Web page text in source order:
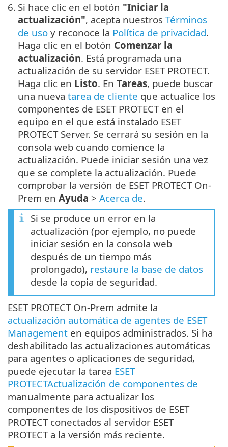
6. Si hace clic en el botón "Iniciar la
actualización", acepta nuestros Términos
de uso y reconoce la Política de privacidad.
Haga clic en el botón Comenzar la
actualización. Está programada una
actualización de su servidor ESET PROTECT.
Haga clic en Listo. En Tareas, puede buscar
una nueva tarea de cliente que actualice los
componentes de ESET PROTECT en el
equipo en el que está instalado ESET
PROTECT Server. Se cerrará su sesión en la
consola web cuando comience la
actualización. Puede iniciar sesión una vez
que se complete la actualización. Puede
comprobar la versión de ESET PROTECT On-
Prem en Ayuda > Acerca de.
Si se produce un error en la
actualización (por ejemplo, no puede
iniciar sesión en la consola web
después de un tiempo más
prolongado), restaure la base de datos
desde la copia de seguridad.
ESET PROTECT On-Prem admite la
actualización automática de agentes de ESET
Management en equipos administrados. Si ha
deshabilitado las actualizaciones automáticas
para agentes o aplicaciones de seguridad,
puede ejecutar la tarea ESET
PROTECTActualización de componentes de
manualmente para actualizar los
componentes de los dispositivos de ESET
PROTECT conectados al servidor ESET
PROTECT a la versión más reciente.